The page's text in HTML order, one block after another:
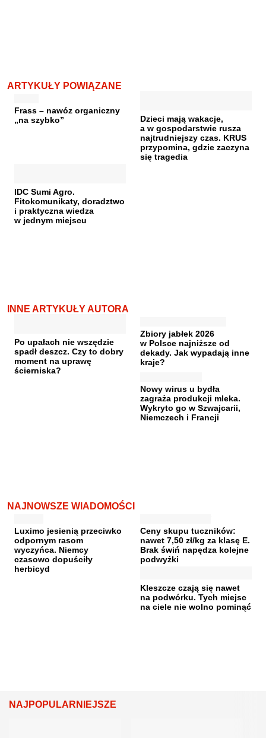
ARTYKUŁY POWIĄZANE
Frass – nawóz organiczny
„na szybko”
Dzieci mają wakacje,
a w gospodarstwie rusza
najtrudniejszy czas. KRUS
przypomina, gdzie zaczyna
się tragedia
IDC Sumi Agro.
Fitokomunikaty, doradztwo
i praktyczna wiedza
w jednym miejscu
INNE ARTYKUŁY AUTORA
Po upałach nie wszędzie
spadł deszcz. Czy to dobry
moment na uprawę
ścierniska?
Zbiory jabłek 2026
w Polsce najniższe od
dekady. Jak wypadają inne
kraje?
Nowy wirus u bydła
zagraża produkcji mleka.
Wykryto go w Szwajcarii,
Niemczech i Francji
NAJNOWSZE WIADOMOŚCI
Luximo jesienią przeciwko
odpornym rasom
wyczyńca. Niemcy
czasowo dopuściły
herbicyd
Ceny skupu tuczników:
nawet 7,50 zł/kg za klasę E.
Brak świń napędza kolejne
podwyżki
Kleszcze czają się nawet
na podwórku. Tych miejsc
na ciele nie wolno pominąć
NAJPOPULARNIEJSZE